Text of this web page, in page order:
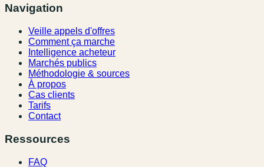
Navigation
Veille appels d'offres
Comment ça marche
Intelligence acheteur
Marchés publics
Méthodologie & sources
À propos
Cas clients
Tarifs
Contact
Ressources
FAQ